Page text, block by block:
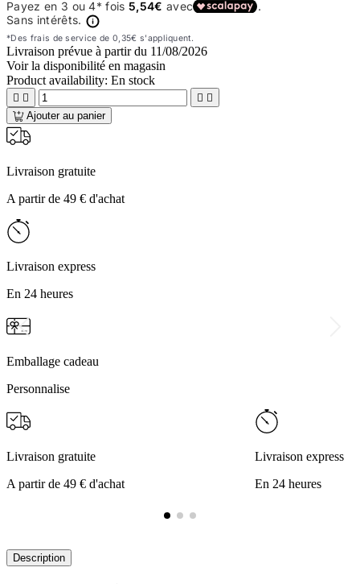
Livraison prévue à partir du 11/08/2026
Voir la disponibilité en magasin
Product availability: En stock
   
Ajouter au panier
Livraison gratuite
A partir de 49 € d'achat
Livraison express
En 24 heures
Emballage cadeau
Personnalise
Livraison gratuite
A partir de 49 € d'achat
Livraison express
En 24 heures
Description